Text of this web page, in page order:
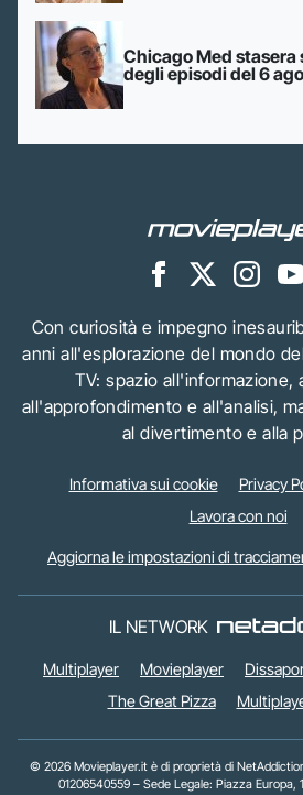
Chicago Med stasera
degli episodi del 6
Con curiosità e impegno
anni all'esplorazione del mondo
TV: spazio all'informazione,
all'approfondimento e all'analisi,
al divertimento e alla
Informativa sui cookie Privacy
Lavora con noi
Aggiorna le impostazioni di
IL NETWORK
Multiplayer Movieplayer
The Great Pizza
© 2026 Movieplayer.it è di proprietà di
01206540559 – Sede Legale: Piazza Europa,